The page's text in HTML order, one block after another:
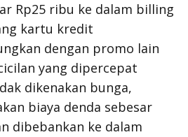
Rp25 ribu ke dalam billing
kartu kredit
dengan promo lain
yang dipercepat
dikenakan bunga,
biaya denda sebesar
dibebankan ke dalam